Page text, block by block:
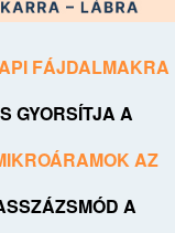
FÁJDALMAKRA
GYORSÍTJA A
AZ
A